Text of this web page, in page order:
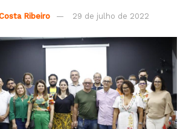
Ribeiro 29 de julho de 2022